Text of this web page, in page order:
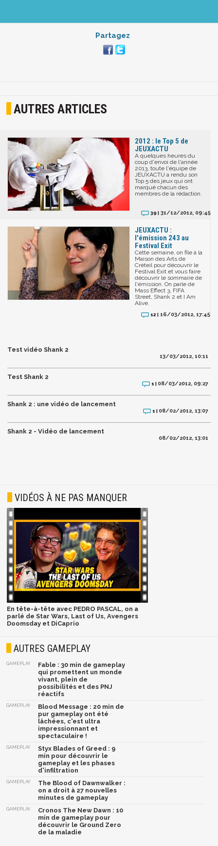
Partagez
AUTRES ARTICLES
2012 : le Top 5 de
JEUXACTU
A quelques heures du
coup d'envoi de l'année
2013, toute l'équipe de
JEUXACTU a rendu son
Top 5 des jeux qui ont
marqué chacun des
membres de la rédaction.
39 | 31/12/2012, 09:45
JEUXACTU :
l'émission 243 au
Festival Exit
Cette semaine, on file à la
Maison des Arts de
Créteil pour découvrir le
Festival Exit et vous faire
découvrir le sommaire de
l'émission. On parle de
Mass Effect 3, FIFA
Street, Shank 2 et I Am
Alive.
12 | 16/03/2012, 17:45
Test vidéo Shank 2
13/03/2012, 10:11
Test Shank 2
1 | 08/03/2012, 09:27
Shank 2 : une vidéo de lancement
1 | 08/02/2012, 13:07
Shank 2 - Vidéo de lancement
08/02/2012, 13:01
VIDÉOS À NE PAS MANQUER
En tête-à-tête avec PEDRO PASCAL, on a
parlé de Star Wars, Last of Us, Avengers
Doomsday et DiCaprio
AUTRES GAMEPLAY
GAMEPLAY
Fable : 30 min de gameplay
qui promettent un monde
vivant, plein de
possibilités et des PNJ
réactifs
GAMEPLAY
Blood Message : 20 min de
pur gameplay ont été
lâchées, c'est ultra
impressionnant et
spectaculaire !
GAMEPLAY
Styx Blades of Greed : 9
min pour découvrir le
gameplay et les phases
d'infiltration
GAMEPLAY
The Blood of Dawnwalker :
on a droit à 27 nouvelles
minutes de gameplay
GAMEPLAY
Cronos The New Dawn : 10
min de gameplay pour
découvrir le Ground Zero
de la maladie